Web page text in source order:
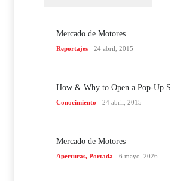
Mercado de Motores
Reportajes 24 abril, 2015
How & Why to Open a Pop-Up
Conocimiento 24 abril, 2015
Mercado de Motores
Aperturas, Portada 6 mayo, 2026